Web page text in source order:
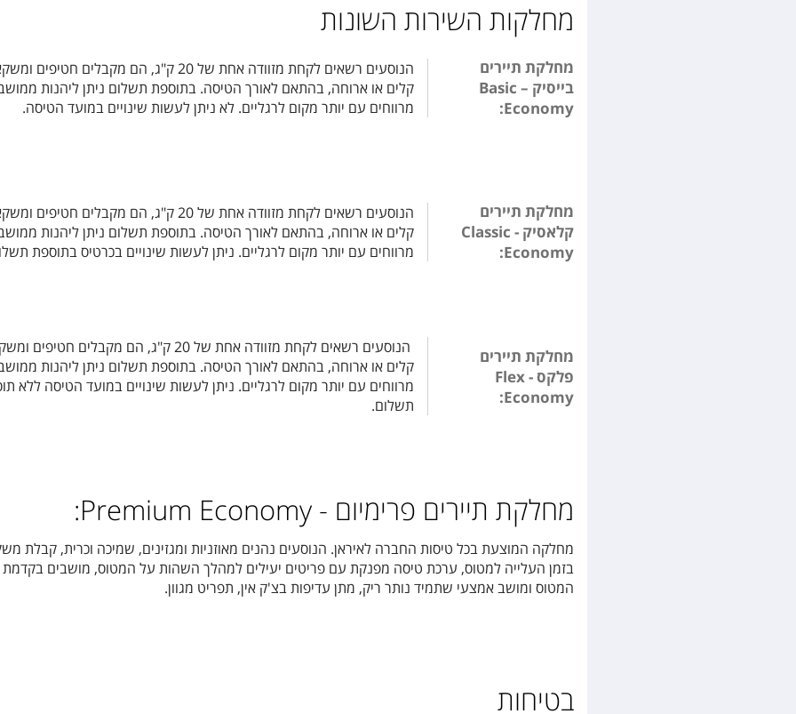
מחלקות השירות השונות
מחלקת תיירים
בייסיק – Basic
Economy:
הנוסעים רשאים לקחת מזוודה אחת של 20 ק"ג, הם מקבלים חטיפים
קלים או ארוחה, בהתאם לאורך הטיסה. בתוספת תשלום ניתן ליהנות
מרווחים עם יותר מקום לרגליים. לא ניתן לעשות שינויים במועד הטיסה.
מחלקת תיירים
קלאסיק - Classic
Economy:
הנוסעים רשאים לקחת מזוודה אחת של 20 ק"ג, הם מקבלים חטיפים
קלים או ארוחה, בהתאם לאורך הטיסה. בתוספת תשלום ניתן ליהנות
מרווחים עם יותר מקום לרגליים. ניתן לעשות שינויים בכרטיס בתוספת
מחלקת תיירים
פלקס - Flex
Economy:
הנוסעים רשאים לקחת מזוודה אחת של 20 ק"ג, הם מקבלים
קלים או ארוחה, בהתאם לאורך הטיסה. בתוספת תשלום ניתן ליהנות
מרווחים עם יותר מקום לרגליים. ניתן לעשות שינויים במועד הטיסה ללא
תשלום.
מחלקת תיירים פרימיום - Premium Economy:
מחלקה המוצעת בכל טיסות החברה לאיראן. הנוסעים נהנים מאוזניות ומגזינים, שמיכה וכרית, קבלת
בזמן העלייה למטוס, ערכת טיסה מפנקת עם פריטים יעילים למהלך השהות על המטוס, מושבים בקדמת
המטוס ומושב אמצעי שתמיד נותר ריק, מתן עדיפות בצ'ק אין, תפריט מגוון.
בטיחות